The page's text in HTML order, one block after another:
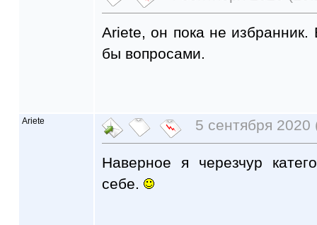
Ariete, он пока не
бы вопросами.
Ariete 5 сентября 2020
Наверное я черезчур
себе.